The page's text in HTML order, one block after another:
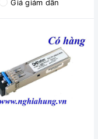
Giá giảm dần